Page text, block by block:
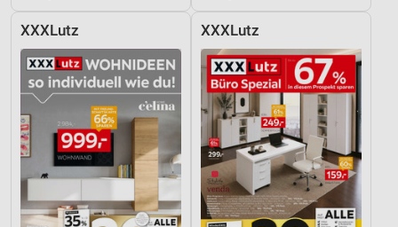
XXXLutz XXXLutz
Performance
Funktional
Werbung